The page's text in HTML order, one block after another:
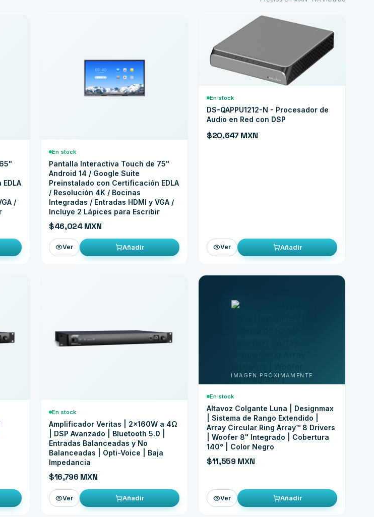
/
En stock
Pantalla Interactiva Touch de 75"
Android 14 / Google Suite
Preinstalado con Certificación EDLA
/ Resolución 4K / Bocinas
Integradas / Entradas HDMI y VGA /
Incluye 2 Lápices para Escribir
$46,024 MXN
Ver Añadir
En stock
DS-QAPPU1212-N - Procesador de
Audio en Red con DSP
$20,647 MXN
Ver Añadir
En stock
Amplificador Veritas | 2x160W a 4Ω
| DSP Avanzado | Bluetooth 5.0 |
Entradas Balanceadas y No
Balanceadas | Opti-Voice | Baja
Impedancia
$16,796 MXN
Ver Añadir
En stock
Altavoz Colgante Luna | Designmax
| Sistema de Rango Extendido |
Array Circular Ring Array™ 8 Drivers
| Woofer 8" Integrado | Cobertura
140° | Color Negro
$11,559 MXN
Ver Añadir